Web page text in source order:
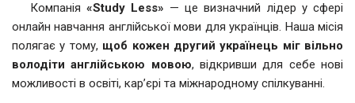
Компанія «Study Less» — це визначний лідер у сфері
онлайн навчання англійської мови для українців. Наша місія
полягає у тому, щоб кожен другий українець міг вільно
володіти англійською мовою, відкривши для себе нові
можливості в освіті, кар’єрі та міжнародному спілкуванні.